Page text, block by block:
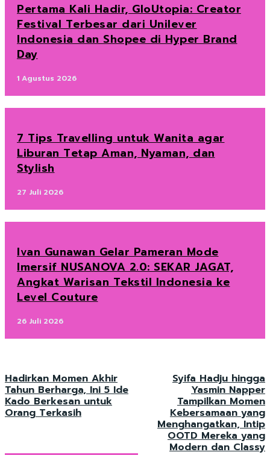
Pertama Kali Hadir, GloUtopia: Creator
Festival Terbesar dari Unilever
Indonesia dan Shopee di Hyper Brand
Day
1 Agustus 2026
7 Tips Travelling untuk Wanita agar
Liburan Tetap Aman, Nyaman, dan
Stylish
27 Juli 2026
Ivan Gunawan Gelar Pameran Mode
Imersif NUSANOVA 2.0: SEKAR JAGAT,
Angkat Warisan Tekstil Indonesia ke
Level Couture
26 Juli 2026
Hadirkan Momen Akhir
Tahun Berharga, Ini 5 Ide
Kado Berkesan untuk
Orang Terkasih
Syifa Hadju hingga
Yasmin Napper
Tampilkan Momen
Kebersamaan yang
Menghangatkan, Intip
OOTD Mereka yang
Modern dan Classy